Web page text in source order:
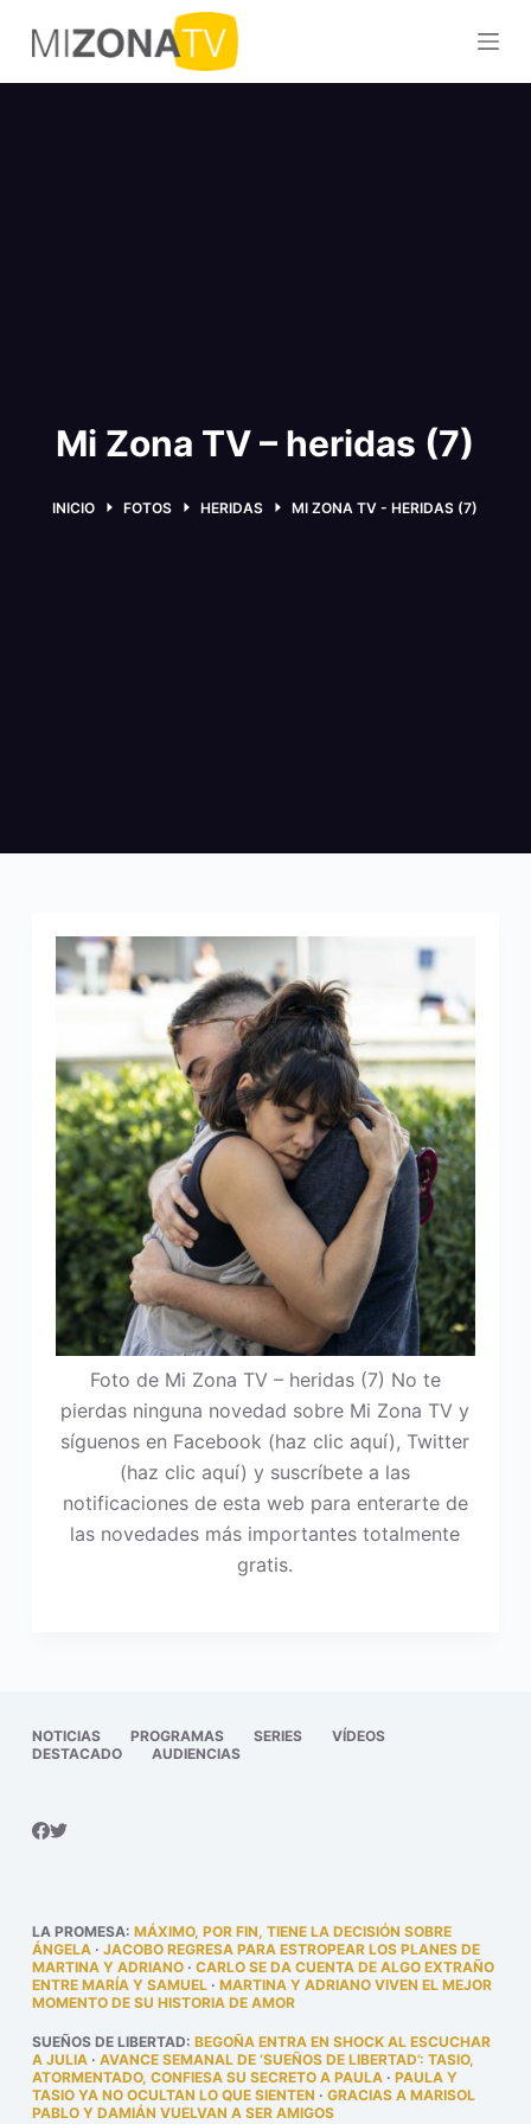
S
a
l
Mi Zona TV – heridas (7)
INICIO FOTOS HERIDAS MI ZONA TV - HERIDAS (7)
Foto de Mi Zona TV – heridas (7) No te
pierdas ninguna novedad sobre Mi Zona TV y
síguenos en Facebook (haz clic aquí), Twitter
(haz clic aquí) y suscríbete a las
notificaciones de esta web para enterarte de
las novedades más importantes totalmente
gratis.
NOTICIAS PROGRAMAS SERIES
VÍDEOS
DESTACADO
AUDIENCIAS
LA PROMESA: MÁXIMO, POR FIN, TIENE LA DECISIÓN SOBRE
ÁNGELA· JACOBO REGRESA PARA ESTROPEAR LOS PLANES DE
MARTINA Y ADRIANO· CARLO SE DA CUENTA DE ALGO EXTRAÑO
ENTRE MARÍA Y SAMUEL· MARTINA Y ADRIANO VIVEN EL MEJOR
MOMENTO DE SU HISTORIA DE AMOR
SUEÑOS DE LIBERTAD: BEGOÑA ENTRA EN SHOCK AL ESCUCHAR
A JULIA· AVANCE SEMANAL DE ‘SUEÑOS DE LIBERTAD’: TASIO,
ATORMENTADO, CONFIESA SU SECRETO A PAULA· PAULA Y
TASIO YA NO OCULTAN LO QUE SIENTEN · GRACIAS A MARISOL
PABLO Y DAMIÁN VUELVAN A SER AMIGOS